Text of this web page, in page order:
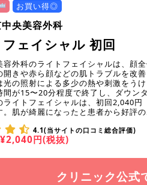
お買い得◎
央美容外科
ェイシャル 初回
容外科のライトフェイシャルは、顔
開きや赤ら顔などの肌トラブルを改
光の照射による多少の熱や刺激をう
間が15〜20分程度で終了し、ダウン
ライトフェイシャルは、初回2,040
。肌が綺麗になったと患者から好評の
4.1(当サイトの口コミ総合評価)
¥2,040円(税抜)
クリニック公式